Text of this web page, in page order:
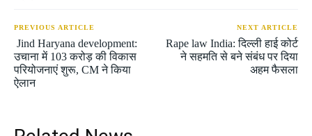
PREVIOUS ARTICLE
Jind Haryana development:
उचाना में 103 करोड़ की विकास
परियोजनाएं शुरू, CM ने किया
ऐलान
NEXT ARTICLE
Rape law India: दिल्ली हाई कोर्ट
ने सहमति से बने संबंध पर दिया
अहम फैसला